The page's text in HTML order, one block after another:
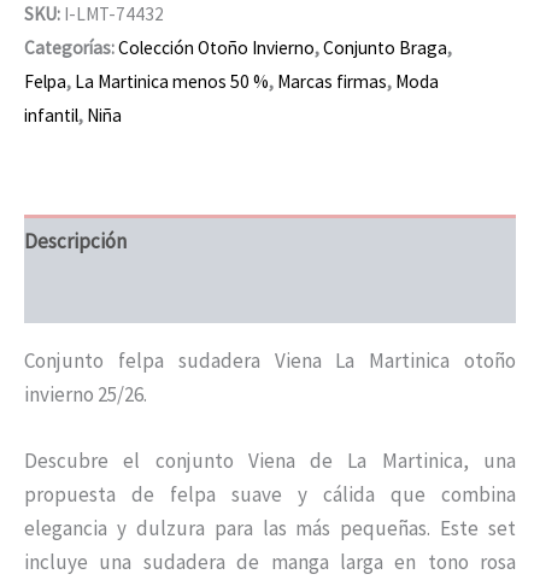
SKU: I-LMT-74432
Categorías:Colección Otoño Invierno,Conjunto Braga,
Felpa, La Martinica menos 50 %, Marcas firmas, Moda
infantil, Niña
Descripción
Conjunto felpa sudadera Viena La Martinica otoño
invierno 25/26.
Descubre el conjunto Viena de La Martinica, una
propuesta de felpa suave y cálida que combina
elegancia y dulzura para las más pequeñas. Este set
incluye una sudadera de manga larga en tono rosa